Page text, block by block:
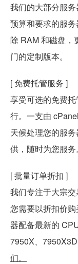
我们的大部分服
预算和要求的服
除 RAM 和磁盘，
门的定制版本。
[ 免费托管服务 ]
享受可选的免费
行。一支由
天候处理您的服
供，随时为您服务。
[ 批量订单折扣 ]
我们专注于大宗
您需要以折扣价
器配备最新的
7950X、
们。